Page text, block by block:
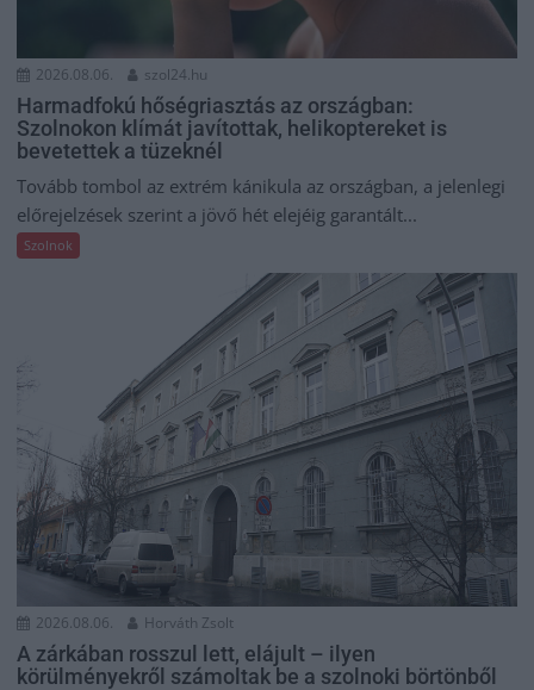
2026.08.06. szol24.hu
Harmadfokú hőségriasztás az országban:
Szolnokon klímát javítottak, helikoptereket is
bevetettek a tüzeknél
Tovább tombol az extrém kánikula az országban, a jelenlegi
előrejelzések szerint a jövő hét elejéig garantált...
Szolnok
2026.08.06. Horváth Zsolt
A zárkában rosszul lett, elájult – ilyen
körülményekről számoltak be a szolnoki börtönből